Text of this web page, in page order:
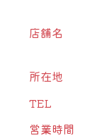
店舗名
所在地
TEL
営業時間